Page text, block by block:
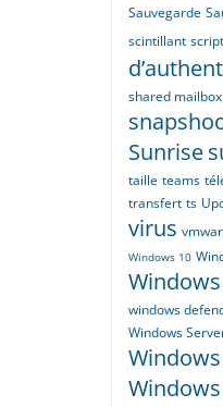
Sauvegarde
scintillant script
shared mailbox
Sunrise
taille teams
transfert ts
virus
Windows 10
windows
Windows
Windows